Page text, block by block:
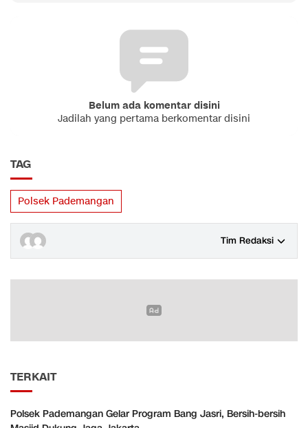
Belum ada komentar disini
Jadilah yang pertama berkomentar disini
TAG
Polsek Pademangan
Tim Redaksi
TERKAIT
Polsek Pademangan Gelar Program Bang Jasri, Bersih-bersih